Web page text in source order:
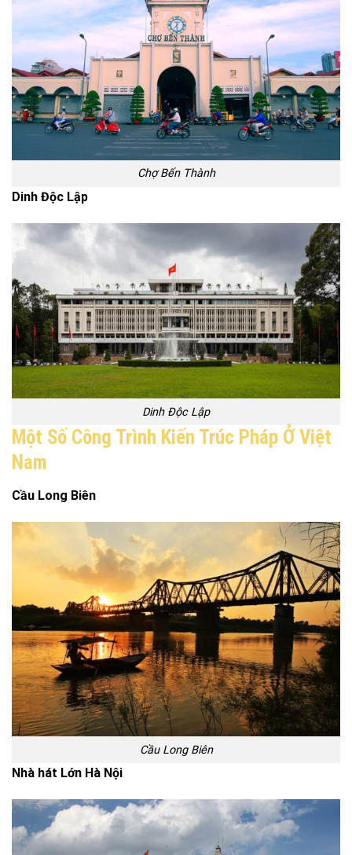
Chợ Bến Thành
Dinh Độc Lập
Dinh Độc Lập
Một Số Công Trình Kiến Trúc Pháp Ở Việt
Nam
Cầu Long Biên
Cầu Long Biên
Nhà hát Lớn Hà Nội